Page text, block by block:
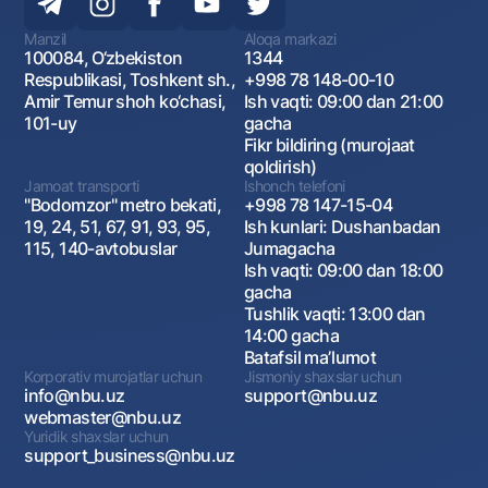
Manzil
100084, O‘zbekiston
Respublikasi, Toshkent sh.,
Amir Temur shoh ko‘chasi,
101-uy
Aloqa markazi
1344
+998 78 148-00-10
Ish vaqti: 09:00 dan 21:00
gacha
Fikr bildiring (murojaat
qoldirish)
Jamoat transporti
"Bodomzor" metro bekati,
19, 24, 51, 67, 91, 93, 95,
115, 140-avtobuslar
Ishonch telefoni
+998 78 147-15-04
Ish kunlari: Dushanbadan
Jumagacha
Ish vaqti: 09:00 dan 18:00
gacha
Tushlik vaqti: 13:00 dan
14:00 gacha
Batafsil maʼlumot
Korporativ murojatlar uchun
info@nbu.uz
webmaster@nbu.uz
Jismoniy shaxslar uchun
support@nbu.uz
Yuridik shaxslar uchun
support_business@nbu.uz